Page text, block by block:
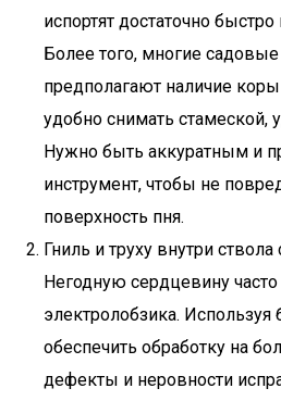
испортят достаточно
Более того, многие
предполагают наличие
удобно снимать стамеской,
Нужно быть аккуратным и
инструмент, чтобы не
поверхность пня.
Гниль и труху внутри ствола
Негодную сердцевину
электролобзика.
обеспечить обработку на
дефекты и неровности